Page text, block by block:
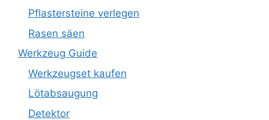
Pflastersteine verlegen
Rasen säen
Werkzeug Guide
Werkzeugset kaufen
Lötabsaugung
Detektor